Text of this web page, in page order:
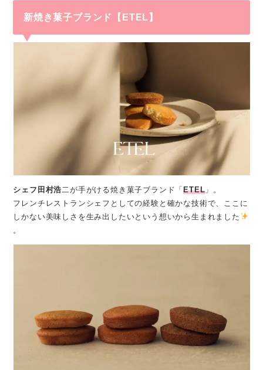
新焼き菓子ブランド【ETEL】
シェフ田村浩 二が手がける焼き菓子ブランド「ETEL 」。
フレンチレストランシェフとしての経験と確かな技術で、ここに
しかない美味しさを生み出したいという想いから生まれました
。